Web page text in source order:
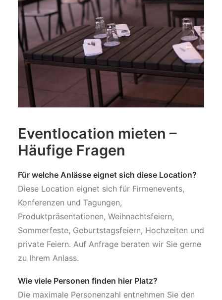
Eventlocation mieten –
Häufige Fragen
Für welche Anlässe eignet sich diese Location?
Diese Location eignet sich für Firmenevents,
Konferenzen und Tagungen,
Produktpräsentationen, Weihnachtsfeiern,
Sommerfeste, Geburtstagsfeiern, Hochzeiten und
private Feiern. Auf Anfrage beraten wir Sie gerne
zu Ihrem Anlass.
Wie viele Personen finden hier Platz?
Die maximale Personenzahl entnehmen Sie den